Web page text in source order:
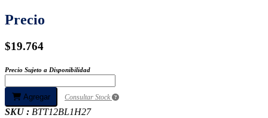
Precio
$19.764
Precio Sujeto a Disponibilidad
Agregar Consultar Stock
SKU : BTT12BL1H27